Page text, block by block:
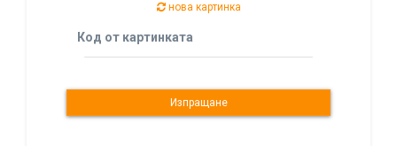
нова картинка
Код от картинката